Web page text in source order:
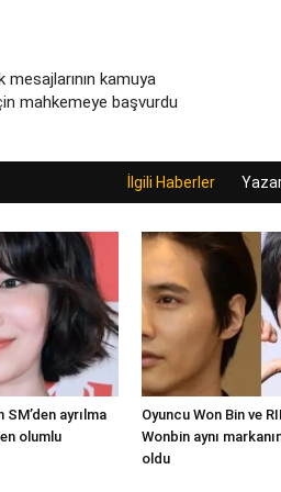
mesajlarının kamuya
mahkemeye başvurdu
İlgili Haberler
SM’den ayrılma
olumlu
Oyuncu Won Bin ve
Wonbin aynı
oldu